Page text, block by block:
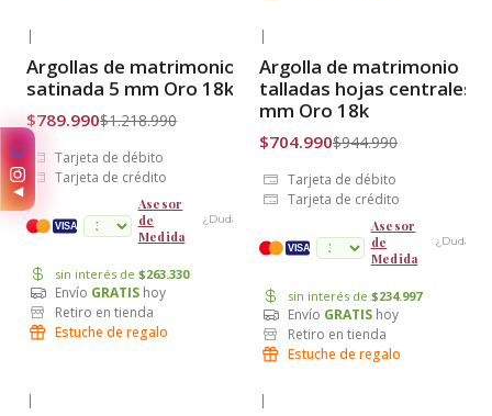
Envío Gratis
|
Argollas de matrimonio
satinada 5 mm Oro 18k
$789.990$1.218.990
Tarjeta de débito
Tarjeta de crédito
VISA
Asesor
de
Medida
¿Dudas?
sin interés de $263.330
Envío GRATIS hoy
Retiro en tienda
Estuche de regalo
Envío Gratis
|
Argolla de matrimonio
talladas hojas centrales 7
mm Oro 18k
$704.990$944.990
Tarjeta de débito
Tarjeta de crédito
VISA
Asesor
de
Medida
¿Dudas?
sin interés de $234.997
Envío GRATIS hoy
Retiro en tienda
Estuche de regalo
| |
🤍
◀